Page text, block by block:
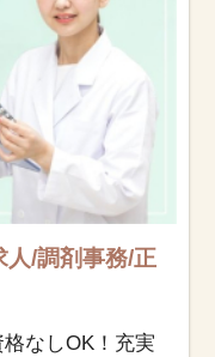
人/調剤事務/正
格なしOK！充実